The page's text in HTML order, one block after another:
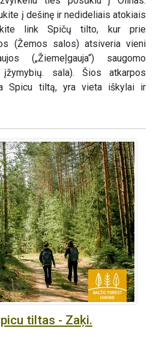
į dešinę ir nedideliais atokiais
link Spičų tilto, kur prie
(Žemos salos) atsiveria vieni
(„Žiemeļgauja“) saugomo
sala). Šios atkarpos
Spicu tiltą, yra vieta iškylai ir
tiltas - Zaķi.